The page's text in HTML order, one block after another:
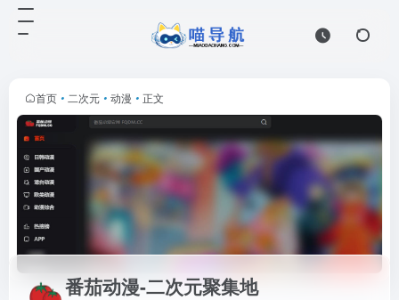
首页 • 二次元 • 动漫 • 正文
番茄动漫-二次元聚集地